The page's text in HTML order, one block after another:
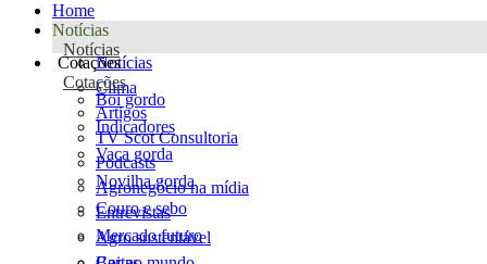
Home
Notícias
Notícias
Notícias
Clima
Artigos
TV Scot Consultoria
Podcasts
Agronegócio na mídia
Entrevistas
Agro sustentável
Cotações
Cotações
Boi gordo
Indicadores
Vaca gorda
Novilha gorda
Couro e sebo
Mercado futuro